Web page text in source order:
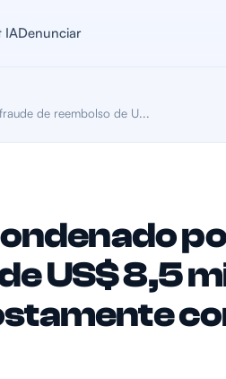
IADenunciar
de reembolso de U...
US$ 8,5